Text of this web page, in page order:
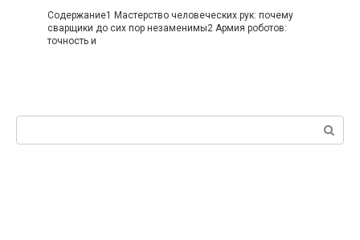
Содержание1 Мастерство человеческих рук: почему
сварщики до сих пор незаменимы2 Армия роботов:
точность и